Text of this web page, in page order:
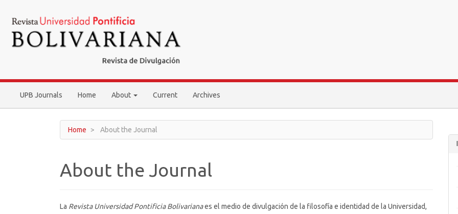
Navigation
Main
Content
Sidebar
UPB Journals Home About Current Archives
Home About the Journal
About the Journal
La Revista Universidad Pontificia Bolivarianaes el medio de divulgación de la filosofía e identidad de la Universidad,